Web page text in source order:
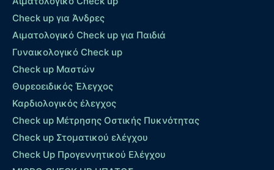
Check up για Άνδρες
Αιματολογικό Check up για Παιδιά
Γυναικολογικό Check up
Check up Μαστών
Θυρεοειδικός Έλεγχος
Καρδιολογικός έλεγχος
Check up Mέτρησης Οστικής Πυκνότητας
Check up Στοματικού ελέγχου
Check Up Προγεννητικού Ελέγχου